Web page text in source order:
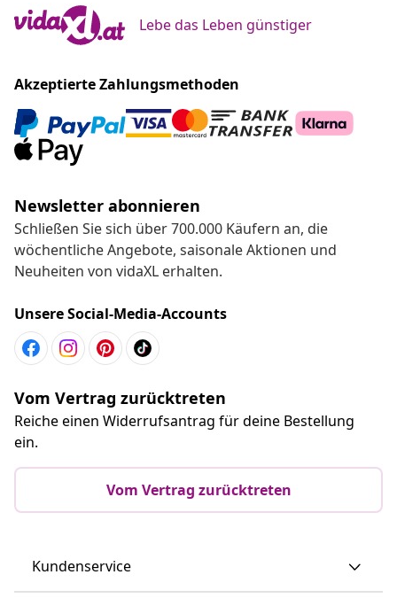
Lebe das Leben günstiger
Akzeptierte Zahlungsmethoden
Newsletter abonnieren
Schließen Sie sich über 700.000 Käufern an, die
wöchentliche Angebote, saisonale Aktionen und
Neuheiten von vidaXL erhalten.
Unsere Social-Media-Accounts
Vom Vertrag zurücktreten
Reiche einen Widerrufsantrag für deine Bestellung
ein.
Vom Vertrag zurücktreten
Kundenservice